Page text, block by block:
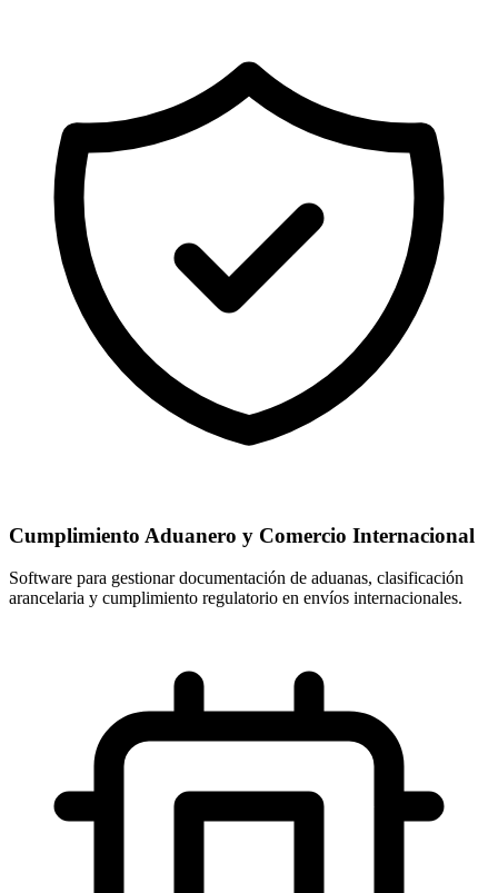
Cumplimiento Aduanero y Comercio Internacional
Software para gestionar documentación de aduanas, clasificación
arancelaria y cumplimiento regulatorio en envíos internacionales.